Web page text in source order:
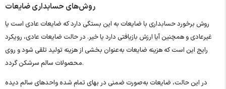
روش‌های حسابداری ضایعات
روش برخورد حسابداری با ضایعات به این بستگی دارد که ضایعات عادی است یا
غیرعادی و همچنین آیا ارزش بازیافتی دارد یا خیر. در حالت ضایعات عادی، رویکرد
رایج این است که هزینه ضایعات به‌عنوان بخشی از هزینه تولید تلقی شود و روی
محصولات سالم سرشکن گردد.
در این حالت، ضایعات به‌صورت ضمنی در بهای تمام‌ شده واحدهای سالم دیده